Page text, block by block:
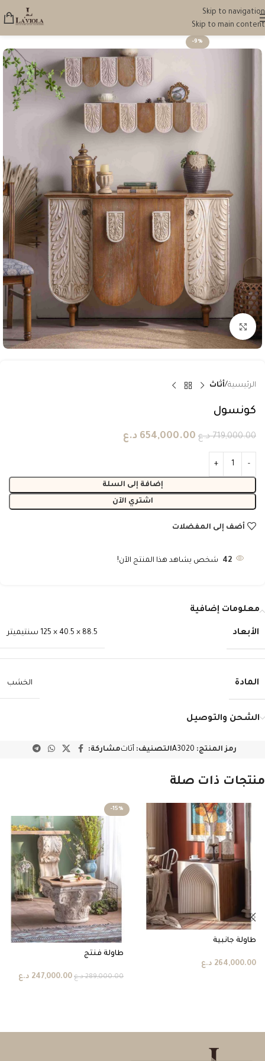
Skip to navigation
Skip to main content
-9%
انقر للتكبير
الرئيسية أثاث
كونسول
719,000.00 د.ع 654,000.00 د.ع
إضافة إلى السلة
اشتري الآن
أضف إلى المفضلات
42 شخص يشاهد هذا المنتج الآن!
معلومات إضافية
الأبعاد 88.5 × 40.5 × 125 سنتيميتر
المادة الخشب
الشحن والتوصيل
رمز المنتج: A3020التصنيف: أثاثمشاركة:
منتجات ذات صلة
طاولة جانبية
264,000.00 د.ع
-15%
طاولة فنتج
289,000.00 د.ع 247,000.00 د.ع